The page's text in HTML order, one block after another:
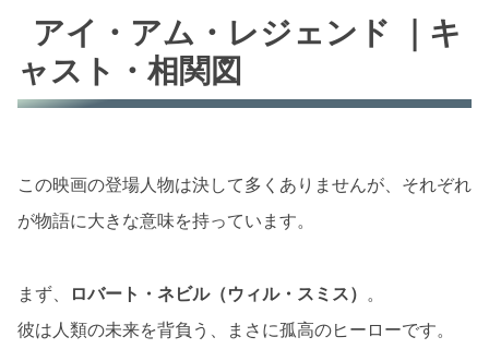
アイ・アム・レジェンド ｜キ
ャスト・相関図
この映画の登場人物は決して多くありませんが、それぞれ
が物語に大きな意味を持っています。
まず、 ロバート・ネビル（ウィル・スミス） 。
彼は人類の未来を背負う、まさに孤高のヒーローです。